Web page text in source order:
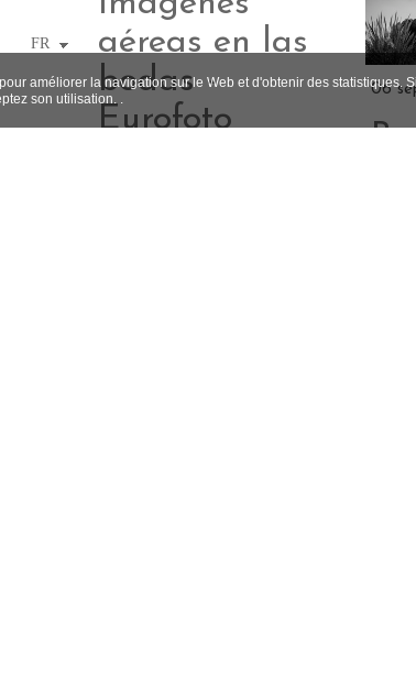
aéreas en las
bodas -
Eurofoto
06
améliorer la navigation sur le Web et d'obtenir des statistiques.
son utilisation. .